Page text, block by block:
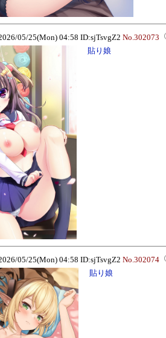
05/25(Mon) 04:58 ID:sjTsvgZ2 No.302073
貼り娘
05/25(Mon) 04:58 ID:sjTsvgZ2 No.302074
貼り娘